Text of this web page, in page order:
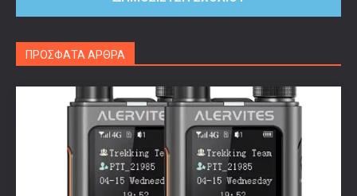
ΠΡΟΣΦΑΤΑ ΑΡΘΡΑ